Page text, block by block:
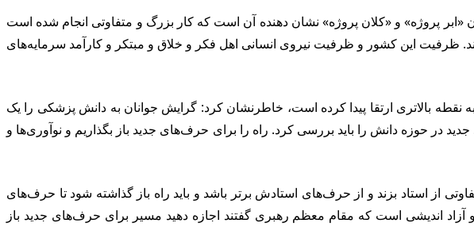
«ابر پروژه» و «کلان پروژه» نشان دهنده آن است که کار بزرگ و متفاوتی انجام شده است
ظرفیت این کشور و ظرفیت نیروی انسانی اهل فکر و خلاق و مبتکر و کارآمد سرمایه‌های
بالاتری ارتقا پیدا کرده است، خاطرنشان کرد: گرایش جوانان به دانش پزشکی را یک
حوزه دانش را باید بررسی کرد. راه را برای حرف‌های جدید باز بگذاریم و نوآوری‌ها و
استاد بزند و از حرف‌های استادش برتر باشد و باید راه باز گذاشته شود تا حرف‌های
اندیشی است که مقام معظم رهبری گفتند اجازه دهید مسیر برای حرف‌های جدید باز